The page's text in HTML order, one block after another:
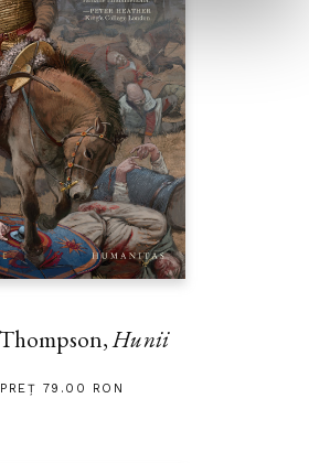
Hunii
PREȚ 79.00 RON